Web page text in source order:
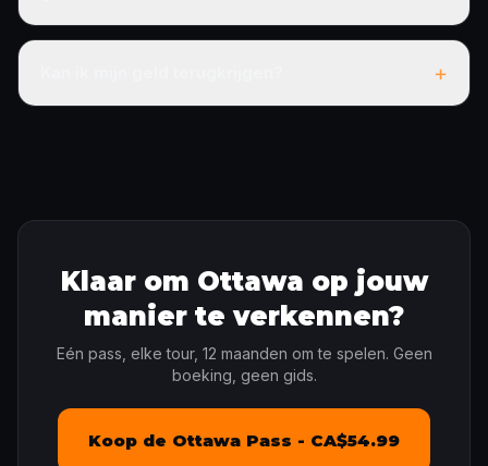
+
Klaar om Ottawa op jouw
manier te verkennen?
Eén pass, elke tour, 12 maanden om te spelen. Geen
boeking, geen gids.
Koop de Ottawa Pass - CA$54.99